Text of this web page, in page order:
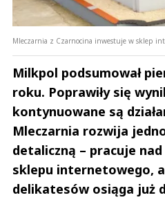
Mleczarnia z Czarnocina inwestuje w sklep
Milkpol podsumował
roku. Poprawiły się
kontynuowane są
Mleczarnia rozwija
detaliczną – pracuje
sklepu internetowego, a
delikatesów osiąga już